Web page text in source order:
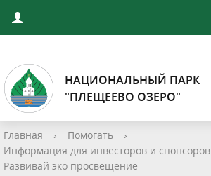
НАЦИОНАЛЬНЫЙ ПАРК
"ПЛЕЩЕЕВО ОЗЕРО"
Главная › Помогать
›
Информация для инвесторов и спонсоров
Развивай эко просвещение